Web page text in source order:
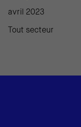
avril 2023
Tout secteur